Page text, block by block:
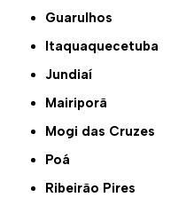
Guarulhos
Itaquaquecetuba
Jundiaí
Mairiporã
Mogi das Cruzes
Poá
Ribeirão Pires